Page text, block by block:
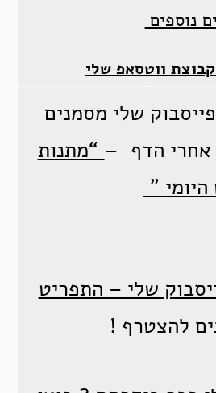
נוספים
ווטסאפ שלי
שלי מסמנים
אחרי הדף – “מתנות
”
שלי – התפריט
להצטרף !